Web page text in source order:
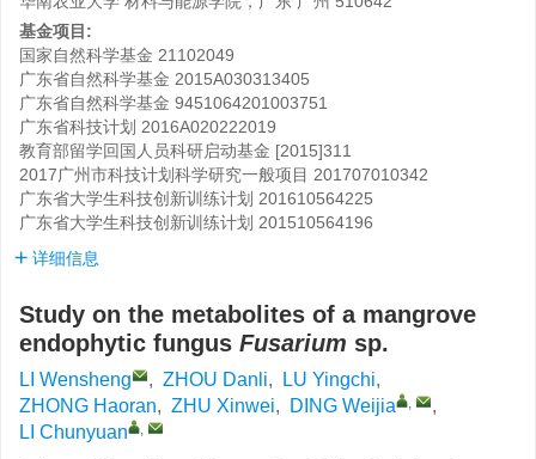
基金项目:
国家自然科学基金 21102049
广东省自然科学基金 2015A030313405
广东省自然科学基金 9451064201003751
广东省科技计划 2016A020222019
教育部留学回国人员科研启动基金 [2015]311
2017广州市科技计划科学研究一般项目 201707010342
广东省大学生科技创新训练计划 201610564225
广东省大学生科技创新训练计划 201510564196
详细信息
Study on the metabolites of a mangrove
endophytic fungus Fusarium sp.
LI Wensheng , ZHOU Danli, LU Yingchi,
ZHONG Haoran, ZHU Xinwei, DING Weijia ,
,
LI Chunyuan
,